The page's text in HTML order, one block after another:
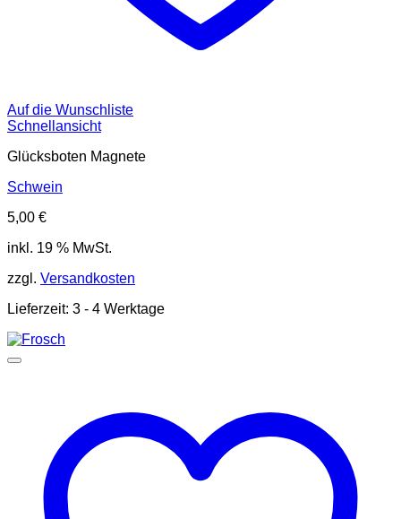
Auf die Wunschliste
Schnellansicht
Glücksboten Magnete
Schwein
5,00 €
inkl. 19 % MwSt.
zzgl. Versandkosten
Lieferzeit: 3 - 4 Werktage